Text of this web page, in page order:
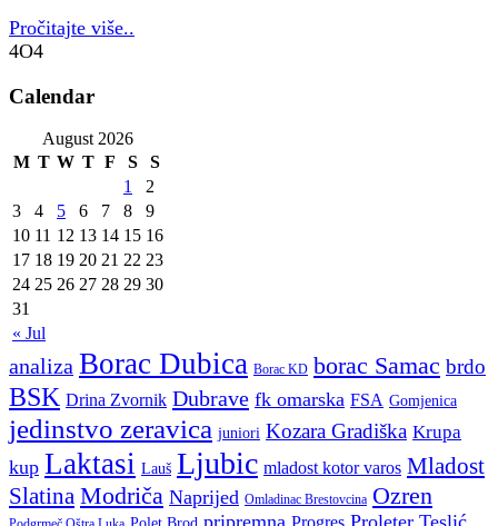
Pročitajte više..
4O4
Calendar
August 2026
M T W T F S S
« Jul
1
2
3
4 5 6 7 8
9
10 11 12 13 14 15 16
17 18 19 20 21 22 23
24 25 26 27 28 29 30
31
analiza Borac Dubica Borac KD borac Samac brdo
BSK Drina Zvornik Dubrave fk omarska FSA Gomjenica
jedinstvo zeravica juniori Kozara Gradiška Krupa
kup Laktasi Lauš Ljubic mladost kotor varos Mladost
Slatina Modriča Naprijed Omladinac Brestovcina Ozren